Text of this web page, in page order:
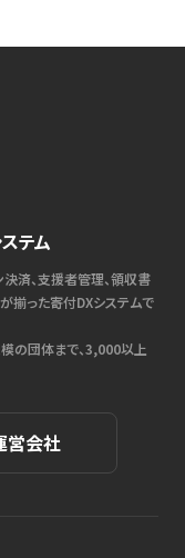
テム
済、支援者管理、領収書
揃った寄付DXシステムで
の団体まで、3,000以上
営会社